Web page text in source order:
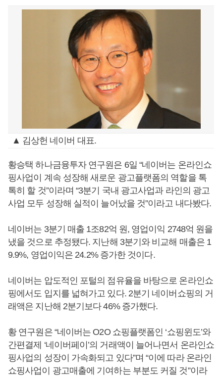
▲ 김상헌 네이버 대표.
황승택 하나금융투자 연구원은 6일 “네이버는 온라인쇼
핑사업이 계속 성장해 새로운 광고플랫폼의 역할을 톡
톡히 할 것”이라며 “3분기 국내 광고사업과 라인의 광고
사업 모두 성장해 실적이 늘어났을 것”이라고 내다봤다.
네이버는 3분기 매출 1조82억 원, 영업이익 2748억 원을
냈을 것으로 추정됐다. 지난해 3분기와 비교해 매출은 1
9.9%, 영업이익은 24.2% 증가한 것이다.
네이버는 압도적인 포털의 점유율을 바탕으로 온라인쇼
핑에서도 입지를 넓혀가고 있다. 2분기 네이버쇼핑의 거
래액은 지난해 2분기보다 46% 증가했다.
황 연구원은 “네이버는 O2O 쇼핑플랫폼인 ‘쇼핑윈도’와
간편결제 ‘네이버페이’의 거래액이 늘어나면서 온라인쇼
핑사업의 성장이 가속화되고 있다”며 “이에 따라 온라인
쇼핑사업이 광고매출에 기여하는 부분도 커질 것”이라